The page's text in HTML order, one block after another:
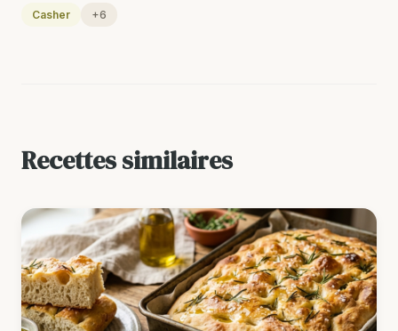
Casher +6
Recettes similaires